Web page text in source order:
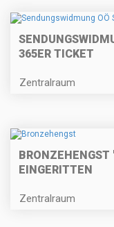
365ER TICKET
Zentralraum
EINGERITTEN
Zentralraum